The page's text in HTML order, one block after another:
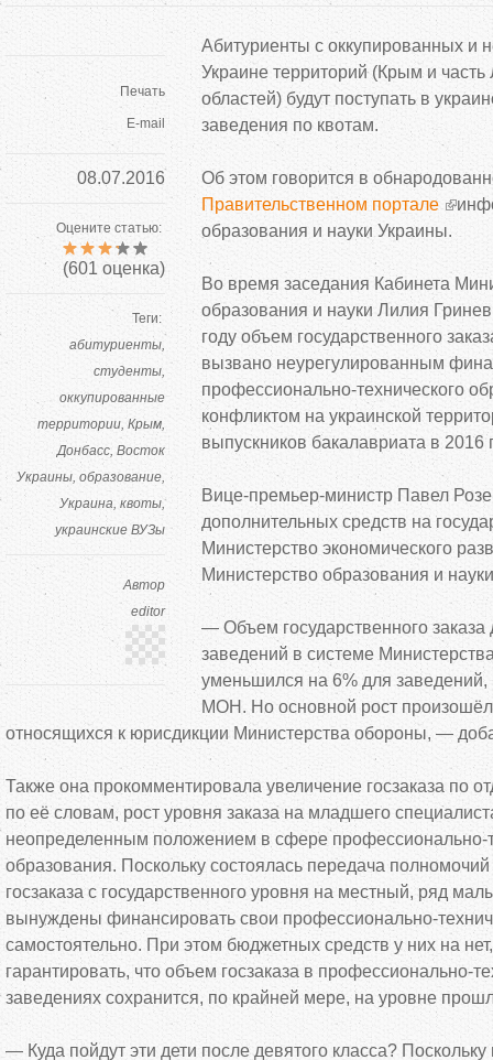
Печать
E-mail
08.07.2016
Оцените статью:
(601 оценка)
Теги:
абитуриенты
студенты
оккупированные
территории Крым
Донбасс Восток
Украины образование
Украина квоты
украинские ВУЗы
Автор
editor
Абитуриенты с оккупированных и
Украине территорий (Крым и часть
областей) будут поступать в
заведения по квотам.
Об этом говорится в
Правительственном портале
образования и науки Украины.
Во время заседания Кабинета
образования и науки Лилия
году объем государственного
вызвано неурегулированным
профессионально-технического
конфликтом на украинской
выпускников бакалавриата в 2016
Вице-премьер-министр Павел
дополнительных средств на
Министерство экономического
Министерство образования и
— Объем государственного
заведений в системе
уменьшился на 6% для заведений,
МОН. Но основной рост произошёл
относящихся к юрисдикции Министерства обороны, —
Также она прокомментировала увеличение госзаказа по
по её словам, рост уровня заказа на младшего
неопределенным положением в сфере профессионально-
образования. Поскольку состоялась передача
госзаказа с государственного уровня на местный, ряд
вынуждены финансировать свои профессионально-
самостоятельно. При этом бюджетных средств у них на
гарантировать, что объем госзаказа в профессионально-
заведениях сохранится, по крайней мере, на уровне
— Куда пойдут эти дети после девятого класса? Поскольку